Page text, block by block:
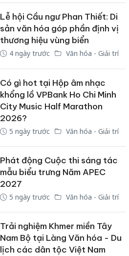
Lễ hội Cầu ngư Phan Thiết: Di
sản văn hóa góp phần định vị
thương hiệu vùng biển
4 ngày trước Văn hóa - Giải trí
Có gì hot tại Hộp âm nhạc
khổng lồ VPBank Ho Chi Minh
City Music Half Marathon
2026?
5 ngày trước Văn hóa - Giải trí
Phát động Cuộc thi sáng tác
mẫu biểu trưng Năm APEC
2027
5 ngày trước Văn hóa - Giải trí
Trải nghiệm Khmer miền Tây
Nam Bộ tại Làng Văn hóa - Du
lịch các dân tộc Việt Nam